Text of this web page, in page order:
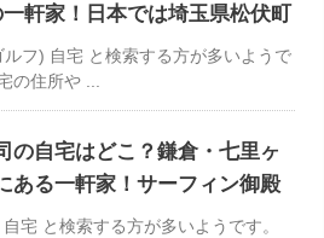
軒家！日本では埼玉県松伏町
ルフ) 自宅 と検索する方が多いようで
の住所や ...
の自宅はどこ？鎌倉・七里ヶ
ある一軒家！サーフィン御殿
自宅 と検索する方が多いようです。